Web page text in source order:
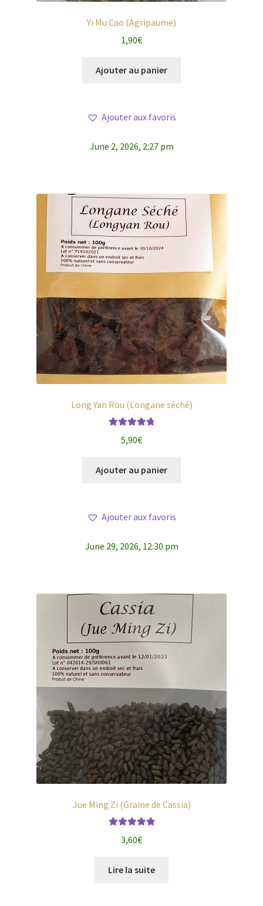
Yi Mu Cao (Agripaume)
1,90€
Ajouter au panier
Ajouter aux favoris
June 2, 2026, 2:27 pm
Long Yan Rou (Longane séché)
sur 5
5,90€
Ajouter au panier
Ajouter aux favoris
June 29, 2026, 12:30 pm
Jue Ming Zi (Graine de Cassia)
3,60€
Lire la suite